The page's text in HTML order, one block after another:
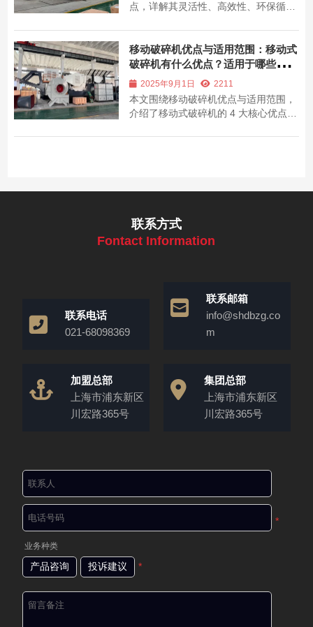
点，详解其灵活性、高效性、环保循环
降低处理成本。
移动破碎机优点与适用范围：移动式
破碎机有什么优点？适用于哪些范
围？2025年9月1日 2211
本文围绕移动破碎机优点与适用范围，
介绍了移动式破碎机的 4 大核心优点及
选型提供参考。
联系方式
Fontact Information
联系电话
021-68098369
联系邮箱
info@shdbzg.co
m
加盟总部
上海市浦东新区
川宏路365号
集团总部
上海市浦东新区
川宏路365号
*
业务种类
产品咨询 投诉建议 *